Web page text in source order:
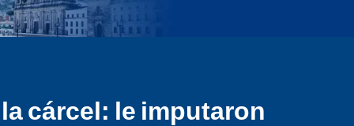
cárcel: le imputaron